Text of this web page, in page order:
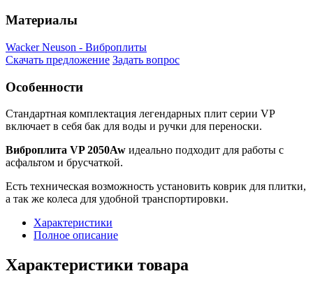
Материалы
Wacker Neuson - Виброплиты
Скачать предложение Задать вопрос
Особенности
Стандартная комплектация легендарных плит серии VP
включает в себя бак для воды и ручки для переноски.
Виброплита VP 2050Aw идеально подходит для работы с
асфальтом и брусчаткой.
Есть техническая возможность установить коврик для плитки,
а так же колеса для удобной транспортировки.
Характеристики
Полное описание
Характеристики товара